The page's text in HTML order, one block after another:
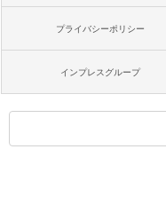
プライバシーポリシー
インプレスグループ